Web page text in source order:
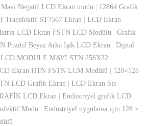
Negatif LCD Ekran modu | 12864 Grafik
Transfektif ST7567 Ekran | LCD Ekran
LCD Ekran FSTN LCD Modülü | Grafik
Pozitif Beyaz Arka Işık LCD Ekran | Dijital
MODULE MAVİ STN 256X32
Ekran HTN FSTN LCM Modülü | 128×128
LCD Grafik Ekran | LCD Ekran Sis
LCD Ekran | Endüstriyel grafik LCD
Modu | Endüstriyel uygulama için 128 ×